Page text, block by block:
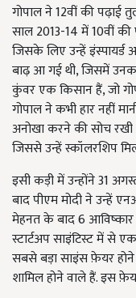
गोपाल ने 12वीं की पढ़ाई
साल 2013-14 में 10वीं
जिसके लिए उन्हें इंस्पायर्ड
बाढ़ आ गई थी, जिसमें
कुंवर एक किसान हैं, जो
गोपाल ने कभी हार नहीं
अनोखा करने की सोच रखी
जिससे उन्हें स्कॉलरशिप
इसी कड़ी में उन्होंने 31
बाद पीएम मोदी ने उन्हें
मेहनत के बाद 6
स्टार्टअप साइंटिस्ट में से
सबसे बड़ा साइंस फ़ेयर होने
शामिल होने वाले हैं. इस